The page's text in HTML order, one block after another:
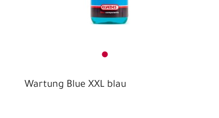
Wartung Blue XXL blau